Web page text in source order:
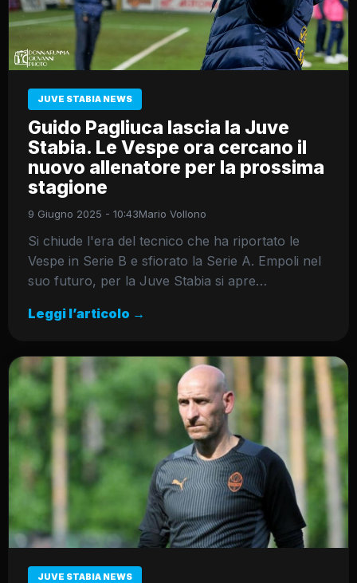
JUVE STABIA NEWS
Guido Pagliuca lascia la Juve
Stabia. Le Vespe ora cercano il
nuovo allenatore per la prossima
stagione
9 Giugno 2025 - 10:43Mario Vollono
Si chiude l'era del tecnico che ha riportato le
Vespe in Serie B e sfiorato la Serie A. Empoli nel
suo futuro, per la Juve Stabia si apre…
Leggi l’articolo →
JUVE STABIA NEWS